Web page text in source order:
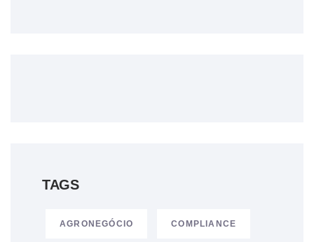
TAGS
AGRONEGÓCIO COMPLIANCE